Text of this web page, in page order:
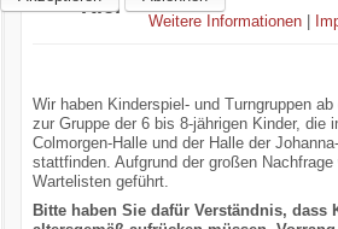
Gastronomie
Aktuell
Kiel
Wir haben Kinderspiel- und Turngruppen
zur Gruppe der 6 bis 8-jährigen Kinder, die
Colmorgen-Halle und der Halle der
stattfinden. Aufgrund der großen Nachfrage
Wartelisten geführt.
Bitte haben Sie dafür Verständnis, dass
Weitere Informationen|